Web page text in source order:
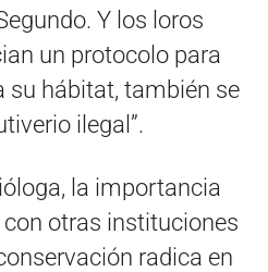
Y los loros
un protocolo para
su hábitat, también se
ilegal”.
la importancia
otras instituciones
radica en